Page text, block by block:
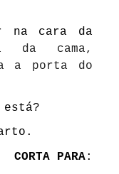
na cara da
da cama,
a porta do
CORTA PARA: